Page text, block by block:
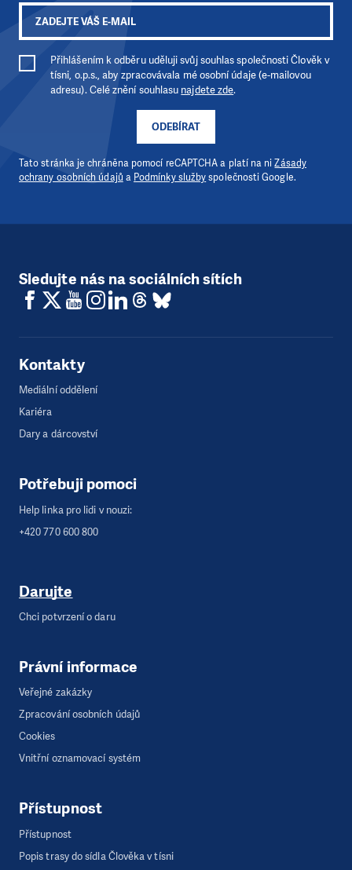
ODEBÍRAT
Přihlášením k odběru uděluji svůj souhlas společnosti Člověk v
tísni, o.p.s., aby zpracovávala mé osobní údaje (e-mailovou
adresu). Celé znění souhlasu najdete zde.
Tato stránka je chráněna pomocí reCAPTCHA a platí na niZásady
ochrany osobních údajů a Podmínky službyspolečnosti Google.
Sledujte nás na sociálních sítích
Kontakty
Mediální oddělení
Kariéra
Dary a dárcovství
Potřebuji pomoci
Help linka pro lidi v nouzi:
+420 770 600 800
Darujte
Chci potvrzení o daru
Právní informace
Veřejné zakázky
Zpracování osobních údajů
Cookies
Vnitřní oznamovací systém
Přístupnost
Přístupnost
Popis trasy do sídla Člověka v tísni